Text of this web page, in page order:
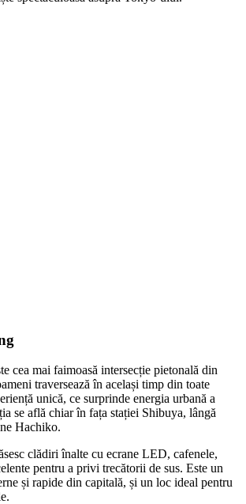
cea mai faimoasă intersecție pietonală din
traversează în același timp din toate
unică, ce surprinde energia urbană a
se află chiar în fața stației Shibuya, lângă
Hachiko.
clădiri înalte cu ecrane LED, cafenele,
pentru a privi trecătorii de sus. Este un
și rapide din capitală, și un loc ideal pentru